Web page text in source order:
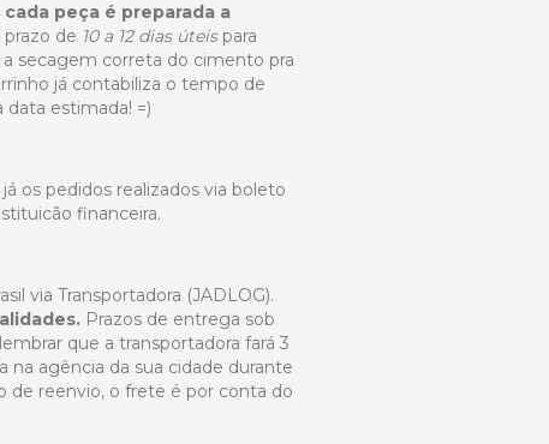
cada peça é preparada a
de 10 a 12 dias úteis para
secagem correta do cimento pra
já contabiliza o tempo de
data estimada! =)
os pedidos realizados via boleto
financeira.
via Transportadora (JADLOG).
Prazos de entrega sob
que a transportadora fará 3
agência da sua cidade durante
de reenvio, o frete é por conta do